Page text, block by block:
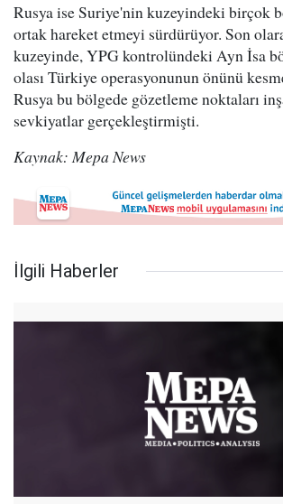
Rusya ise Suriye'nin kuzeyindeki birçok
ortak hareket etmeyi sürdürüyor. Son
kuzeyinde, YPG kontrolündeki Ayn İsa
olası Türkiye operasyonunun önünü
Rusya bu bölgede gözetleme noktaları
sevkiyatlar gerçekleştirmişti.
Kaynak: Mepa News
İlgili Haberler